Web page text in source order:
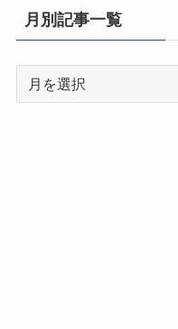
県
別
一
月別記事一覧